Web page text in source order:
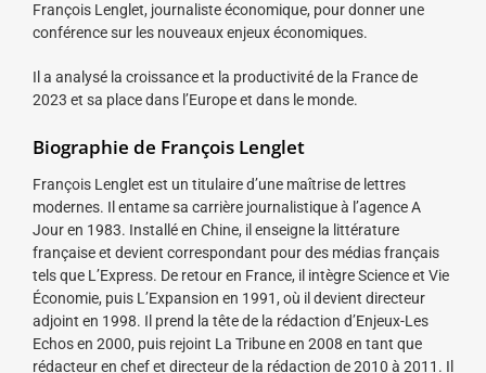
François Lenglet, journaliste économique, pour donner une
conférence sur les nouveaux enjeux économiques.
Il a analysé la croissance et la productivité de la France de
2023 et sa place dans l’Europe et dans le monde.
Biographie de François Lenglet
François Lenglet est un titulaire d’une maîtrise de lettres
modernes. Il entame sa carrière journalistique à l’agence A
Jour en 1983. Installé en Chine, il enseigne la littérature
française et devient correspondant pour des médias français
tels que L’Express. De retour en France, il intègre Science et Vie
Économie, puis L’Expansion en 1991, où il devient directeur
adjoint en 1998. Il prend la tête de la rédaction d’Enjeux-Les
Echos en 2000, puis rejoint La Tribune en 2008 en tant que
rédacteur en chef et directeur de la rédaction de 2010 à 2011. Il